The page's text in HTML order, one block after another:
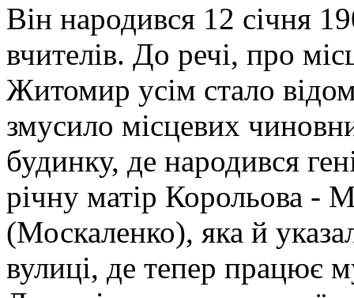
Він народився 12 січня
вчителів. До речі, про
Житомир усім стало
змусило місцевих
будинку, де народився
річну матір Корольова -
(Москаленко), яка й
вулиці, де тепер працює